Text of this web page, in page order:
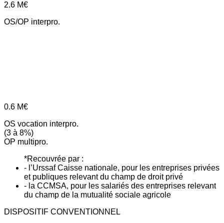
2.6 M€
OS/OP interpro.
0.6 M€
OS vocation interpro.
(3 à 8%)
OP multipro.
*Recouvrée par :
- l’Urssaf Caisse nationale, pour les entreprises privées
et publiques relevant du champ de droit privé
- la CCMSA, pour les salariés des entreprises relevant
du champ de la mutualité sociale agricole
DISPOSITIF CONVENTIONNEL